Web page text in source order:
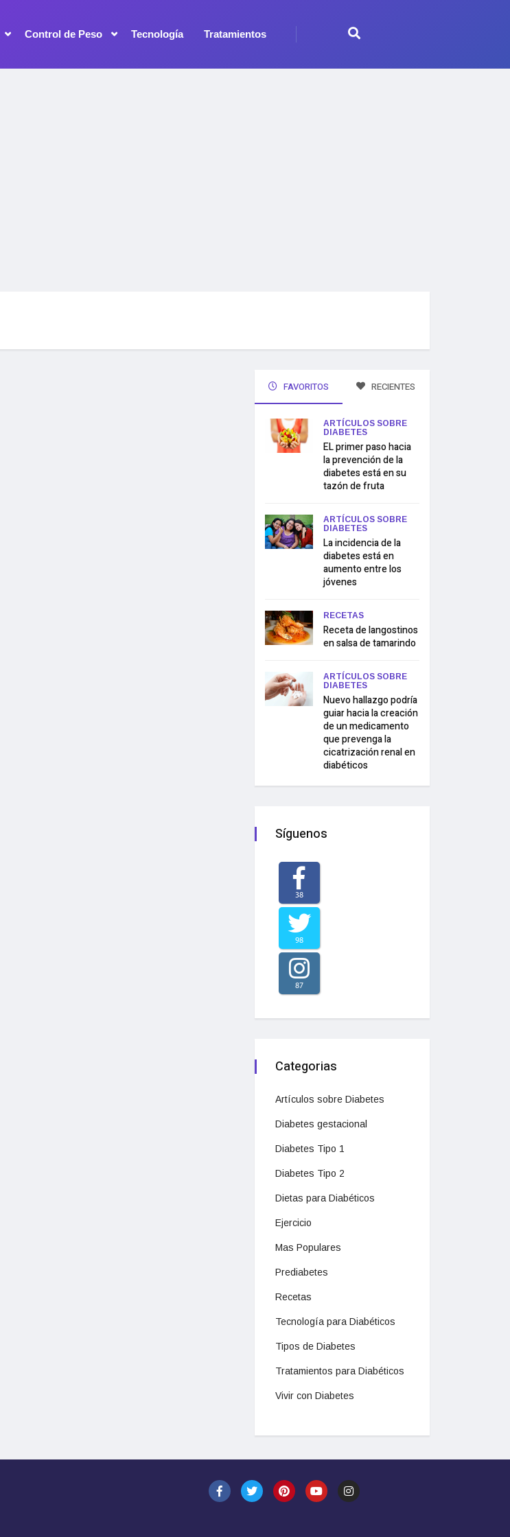
Control de Peso Tecnología Tratamientos
FAVORITOS RECIENTES
ARTÍCULOS SOBRE
DIABETES
EL primer paso hacia
la prevención de la
diabetes está en su
tazón de fruta
ARTÍCULOS SOBRE
DIABETES
La incidencia de la
diabetes está en
aumento entre los
jóvenes
RECETAS
Receta de langostinos
en salsa de tamarindo
ARTÍCULOS SOBRE
DIABETES
Nuevo hallazgo podría
guiar hacia la creación
de un medicamento
que prevenga la
cicatrización renal en
diabéticos
Síguenos
38
98
87
Categorias
Artículos sobre Diabetes
Diabetes gestacional
Diabetes Tipo 1
Diabetes Tipo 2
Dietas para Diabéticos
Ejercicio
Mas Populares
Prediabetes
Recetas
Tecnología para Diabéticos
Tipos de Diabetes
Tratamientos para Diabéticos
Vivir con Diabetes